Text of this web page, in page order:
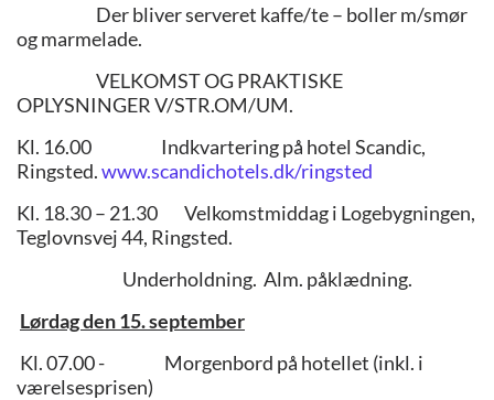
Der bliver serveret kaffe/te – boller m/smør
og marmelade.
VELKOMST OG PRAKTISKE
OPLYSNINGER V/STR.OM/UM.
Kl. 16.00 Indkvartering på hotel Scandic,
Ringsted.www.scandichotels.dk/ringsted
Kl. 18.30 – 21.30 Velkomstmiddag i Logebygningen,
Teglovnsvej 44, Ringsted.
Underholdning. Alm. påklædning.
Lørdag den 15. september
Kl. 07.00 - Morgenbord på hotellet (inkl. i
værelsesprisen)